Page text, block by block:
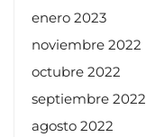
enero 2023
noviembre 2022
octubre 2022
septiembre 2022
agosto 2022